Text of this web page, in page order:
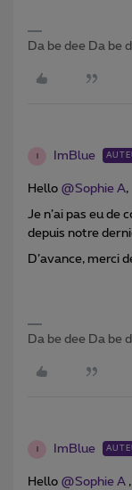
Da be dee Da be
ImBlue
Hello @Sophie A,
Je n’ai pas eu de
depuis notre
D’avance, merci
Da be dee Da be
ImBlue
Hello @Sophie A ,